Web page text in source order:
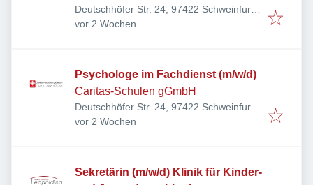
Deutschhöfer Str. 24, 97422 Schweinfurt,
Deutschland
Veröffentlicht:
vor 2 Wochen
Psychologe im Fachdienst (m/w/d)
Caritas-Schulen gGmbH
Deutschhöfer Str. 24, 97422 Schweinfurt,
Deutschland
Veröffentlicht:
vor 2 Wochen
Sekretärin (m/w/d) Klinik für Kinder-